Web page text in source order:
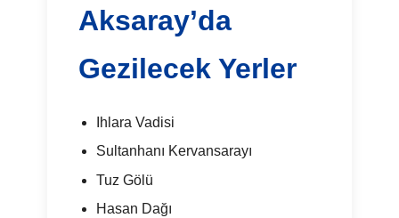
Aksaray’da
Gezilecek Yerler
Ihlara Vadisi
Sultanhanı Kervansarayı
Tuz Gölü
Hasan Dağı